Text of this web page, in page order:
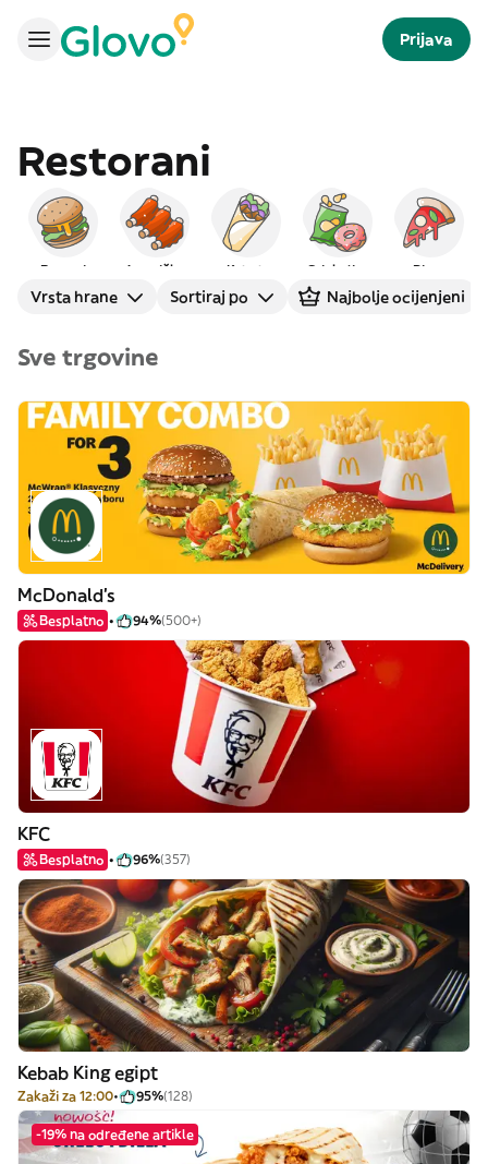
Prijava
Restorani
Burgeri Američka Kebab Grickalice Pizza
Vrsta hrane Sortiraj po Najbolje ocijenjeni
Sve trgovine
McDonald's
Besplatno 94%(500+)
KFC
Besplatno 96%(357)
Kebab King egipt
Zakaži za 12:00 95%(128)
-19% na određene artikle